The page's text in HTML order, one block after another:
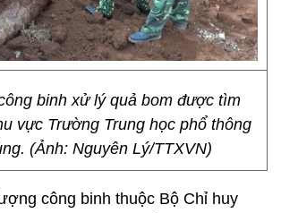
binh xử lý quả bom được tìm
vực Trường Trung học phổ thông
(Ảnh: Nguyên Lý/TTXVN)
công binh thuộc Bộ Chỉ huy